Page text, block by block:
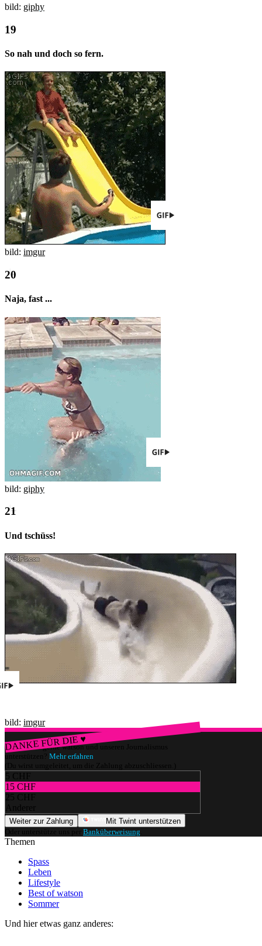
bild: giphy
So nah und doch so fern.
bild: imgur
Naja, fast ...
bild: giphy
Und tschüss!
bild: imgur
DANKE FÜR DIE ♥
Würdest du gerne watson und unseren Journalismus
unterstützen? Mehr erfahren
(Du wirst umgeleitet, um die Zahlung abzuschliessen.)
5 CHF
15 CHF
25 CHF
Anderer
Weiter zur Zahlung
Mit Twint unterstützen
Oder unterstütze uns per Banküberweisung
Themen
Spass
Leben
Lifestyle
Best of watson
Sommer
Und hier etwas ganz anderes: